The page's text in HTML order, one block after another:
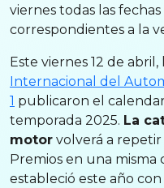
viernes todas las
correspondientes a la
Este viernes 12 de abril,
Internacional del
1 publicaron el
temporada 2025. La
motor volverá a
Premios en una misma
estableció este año